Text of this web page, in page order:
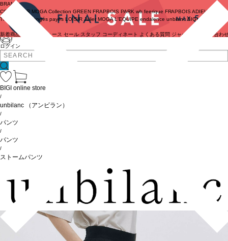
ログイン
BRAND
COUTURIER MOGA Collection GREEN FRAPBOIS PARK wb feerique FRAPBOIS ADIEU
TRISTESSE
congés payés LOISIR Julier MOGA L'EQUIPE endalence unbilanc BIGI online store
新着商品 ニュース セール スタッフ コーディネート よくある質問 ジャーナル お問い合わ
BIGI online store
/
unbilanc （アンビラン）
/
パンツ
/
パンツ
/
ストームパンツ